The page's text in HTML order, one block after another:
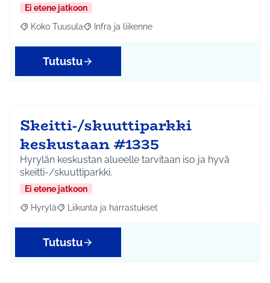
Ei etene jatkoon
Rajaa tulokset aihepiirin mukaan: Koko Tuusula
Koko Tuusula Rajaa tulokset teeman mukaan: Infra ja liikenne
Infra ja liikenne
Tutustu
Skeitti-/skuuttiparkki
keskustaan #1335
Hyrylän keskustan alueelle tarvitaan iso ja hyvä
skeitti-/skuuttiparkki.
Ei etene jatkoon
Rajaa tulokset aihepiirin mukaan: Hyrylä
Hyrylä Rajaa tulokset teeman mukaan: Liikunta ja
Liikunta ja harrastukset
Tutustu